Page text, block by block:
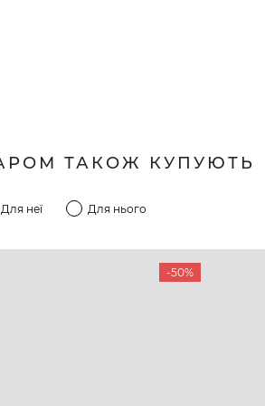
ТАКОЖ КУПУЮТЬ
Для неї Для нього
-50%